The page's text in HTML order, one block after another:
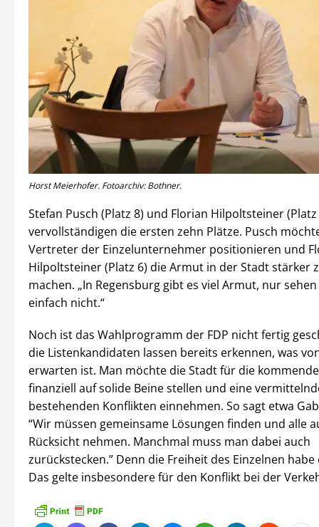
Horst Meierhofer. Fotoarchiv: Bothner.
Stefan Pusch (Platz 8) und Florian Hilpoltsteiner (Platz
vervollständigen die ersten zehn Plätze. Pusch
Vertreter der Einzelunternehmer positionieren und
Hilpoltsteiner (Platz 6) die Armut in der Stadt stärker
machen. „In Regensburg gibt es viel Armut, nur
einfach nicht.“
Noch ist das Wahlprogramm der FDP nicht fertig
die Listenkandidaten lassen bereits erkennen, was
erwarten ist. Man möchte die Stadt für die
finanziell auf solide Beine stellen und eine
bestehenden Konflikten einnehmen. So sagt etwa
“Wir müssen gemeinsame Lösungen finden und alle
Rücksicht nehmen. Manchmal muss man dabei auch
zurückstecken.” Denn die Freiheit des Einzelnen
Das gelte insbesondere für den Konflikt bei der